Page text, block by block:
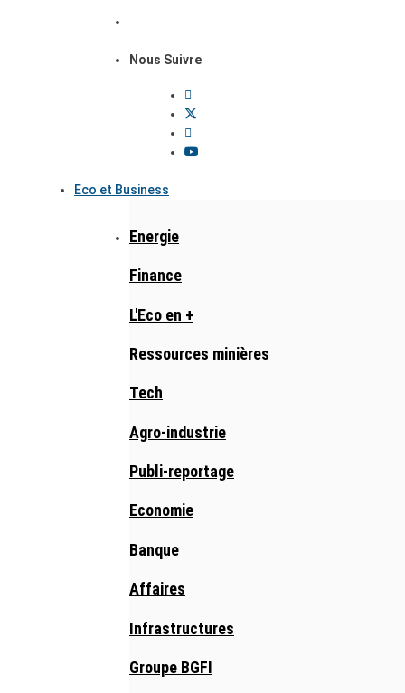
Nous Suivre
Eco et Business
Energie
Finance
L'Eco en +
Ressources minières
Tech
Agro-industrie
Publi-reportage
Economie
Banque
Affaires
Infrastructures
Groupe BGFI